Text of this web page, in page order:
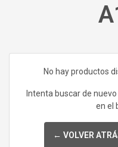
No hay productos
Intenta buscar de
en el
← VOLVER